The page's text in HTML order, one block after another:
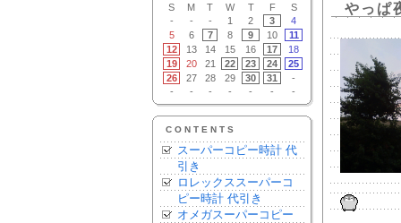
やっぱ
S M T W T F
S
-
- - 1 2 3
4
5
6 7 8 9 10
11
12
13 14 15 16 17
18
19
20 21 22 23 24
25
26
27 28 29 30 31
-
-
- - - - - -
CONTENTS
スーパーコピー時計 代
引き
ロレックススーパーコ
ピー時計 代引き
オメガスーパーコピー